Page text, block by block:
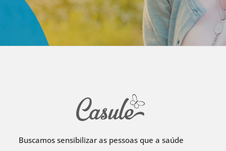
Buscamos sensibilizar as pessoas que a saúde